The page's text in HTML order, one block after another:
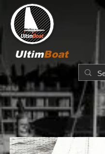
UltimBoat